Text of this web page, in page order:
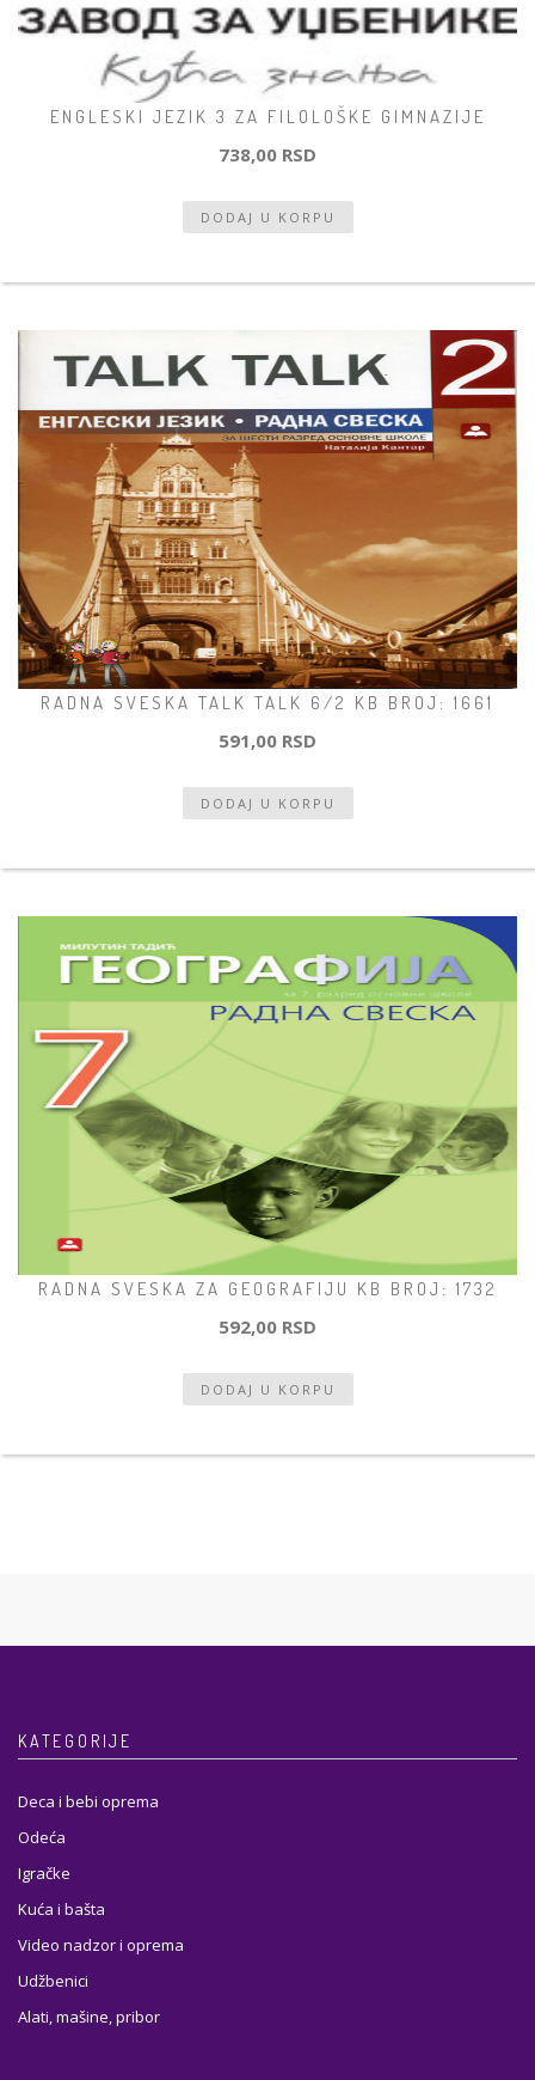
ENGLESKI JEZIK 3 ZA FILOLOŠKE GIMNAZIJE
738,00 RSD
RADNA SVESKA TALK TALK 6/2 KB BROJ: 1661
591,00 RSD
RADNA SVESKA ZA GEOGRAFIJU KB BROJ: 1732
592,00 RSD
KATEGORIJE
Deca i bebi oprema
Odeća
Igračke
Kuća i bašta
Video nadzor i oprema
Udžbenici
Alati, mašine, pribor